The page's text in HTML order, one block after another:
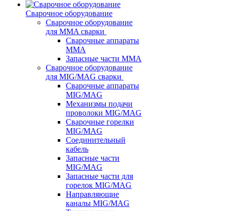
Сварочное оборудование
Сварочное оборудование
для MMA сварки
Сварочные аппараты
MMA
Запасные части MMA
Сварочное оборудование
для MIG/MAG сварки
Сварочные аппараты
MIG/MAG
Механизмы подачи
проволоки MIG/MAG
Сварочные горелки
MIG/MAG
Соединительный
кабель
Запасные части
MIG/MAG
Запасные части для
горелок MIG/MAG
Направляющие
каналы MIG/MAG